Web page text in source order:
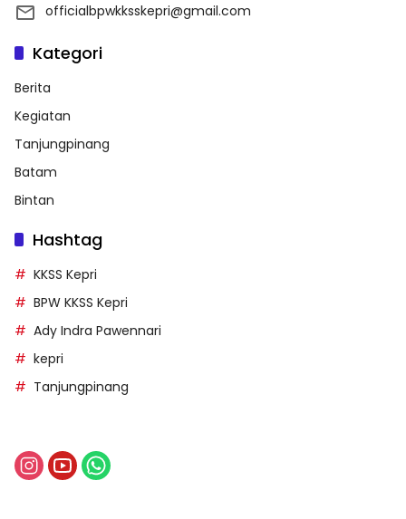
officialbpwkksskepri@gmail.com
Kategori
Berita
Kegiatan
Tanjungpinang
Batam
Bintan
Hashtag
KKSS Kepri
BPW KKSS Kepri
Ady Indra Pawennari
kepri
Tanjungpinang